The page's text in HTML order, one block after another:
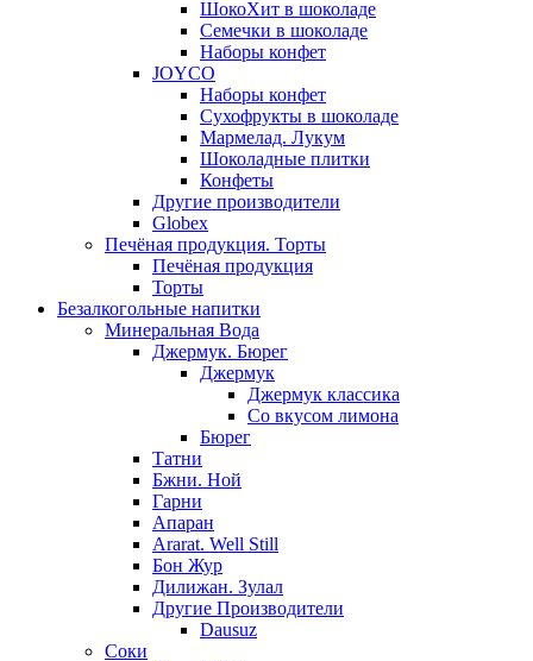
ШокоХит в шоколаде
Семечки в шоколаде
Наборы конфет
JOYCO
Наборы конфет
Сухофрукты в шоколаде
Мармелад. Лукум
Шоколадные плитки
Конфеты
Другие производители
Globex
Печёная продукция. Торты
Печёная продукция
Торты
Безалкогольные напитки
Минеральная Вода
Джермук. Бюрег
Джермук
Джермук классика
Со вкусом лимона
Бюрег
Татни
Бжни. Ной
Гарни
Апаран
Ararat. Well Still
Бон Жур
Дилижан. Зулал
Другие Производители
Dausuz
Соки